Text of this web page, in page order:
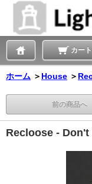
カート
ホーム ＞ House ＞
前の商品へ
Recloose - Don't